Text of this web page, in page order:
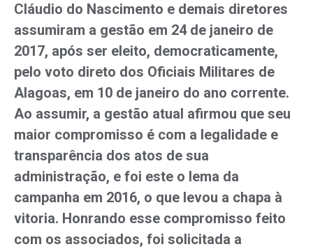
Cláudio do Nascimento e demais diretores
assumiram a gestão em 24 de janeiro de
2017, após ser eleito, democraticamente,
pelo voto direto dos Oficiais Militares de
Alagoas, em 10 de janeiro do ano corrente.
Ao assumir, a gestão atual afirmou que seu
maior compromisso é com a legalidade e
transparência dos atos de sua
administração, e foi este o lema da
campanha em 2016, o que levou a chapa à
vitoria. Honrando esse compromisso feito
com os associados, foi solicitada a